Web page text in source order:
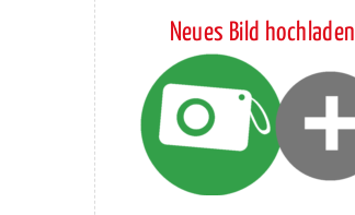
Neues Bild hochladen